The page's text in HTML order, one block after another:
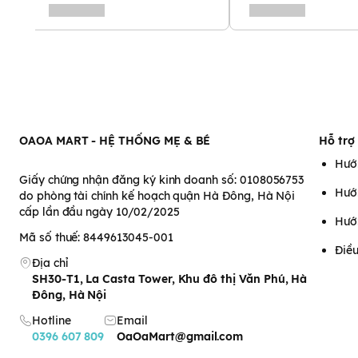
OAOA MART - HỆ THỐNG MẸ & BÉ
Giấy chứng nhận đăng ký kinh doanh số: 0108056753
do phòng tài chính kế hoạch quận Hà Đông, Hà Nội
cấp lần đầu ngày 10/02/2025
Mã số thuế: 8449613045-001
Địa chỉ
SH30-T1, La Casta Tower, Khu đô thị Văn Phú, Hà
Đông, Hà Nội
Hotline
0396 607 809
Email
OaOaMart@gmail.com
Hỗ trợ